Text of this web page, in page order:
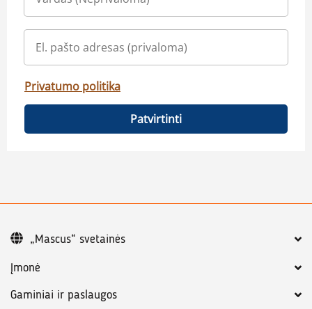
Privatumo politika
Patvirtinti
Įmonė
Gaminiai ir paslaugos
„Mascus“ svetainės